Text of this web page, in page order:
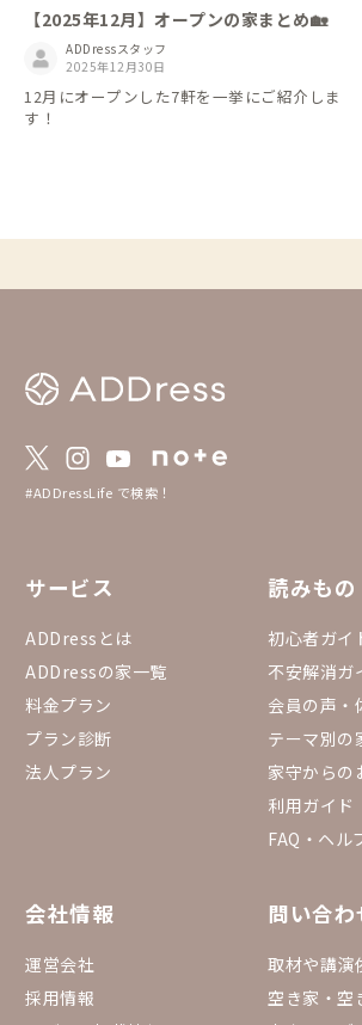
【2025年12月】オープンの家まとめ🏡
ADDressスタッフ
2025年12月30日
12月にオープンした7軒を一挙にご紹介しま
す！
#ADDressLife で検索！
サービス
ADDressとは
ADDressの家一覧
料金プラン
プラン診断
法人プラン
読みもの
初心者ガイ
不安解消ガ
会員の声・
テーマ別の
家守からの
利用ガイド
FAQ・ヘル
会社情報
運営会社
採用情報
問い合わ
取材や講演
空き家・空